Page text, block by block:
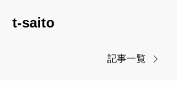
t-saito
記事一覧